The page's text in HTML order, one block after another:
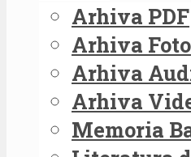
Arhiva PDF
Arhiva Foto
Arhiva
Arhiva
Memoria